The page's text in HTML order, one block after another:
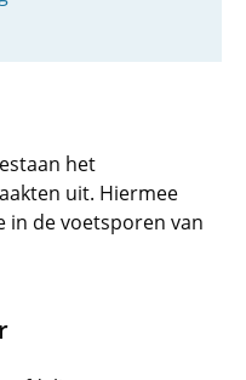
het
uit. Hiermee
in de voetsporen van